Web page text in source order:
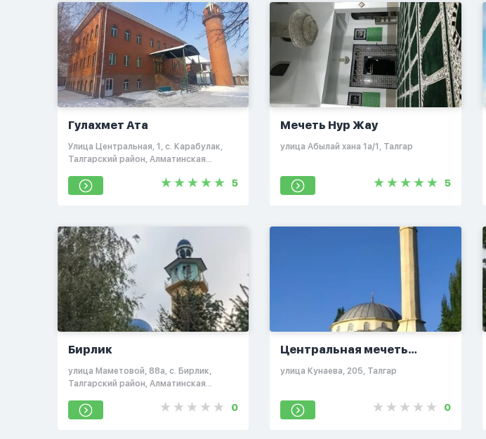
Гулахмет Ата
​Улица Центральная, 1, с. Карабулак,
Талгарский район, Алматинская
5
Мечеть Нур Жау
​улица Абылай хана 1а/1, Талгар
5
Бирлик
​улица Маметовой, 88а, с. Бирлик,
Талгарский район, Алматинская
0
Центральная мечеть
города Талгар
​улица Кунаева, 205, Талгар
0